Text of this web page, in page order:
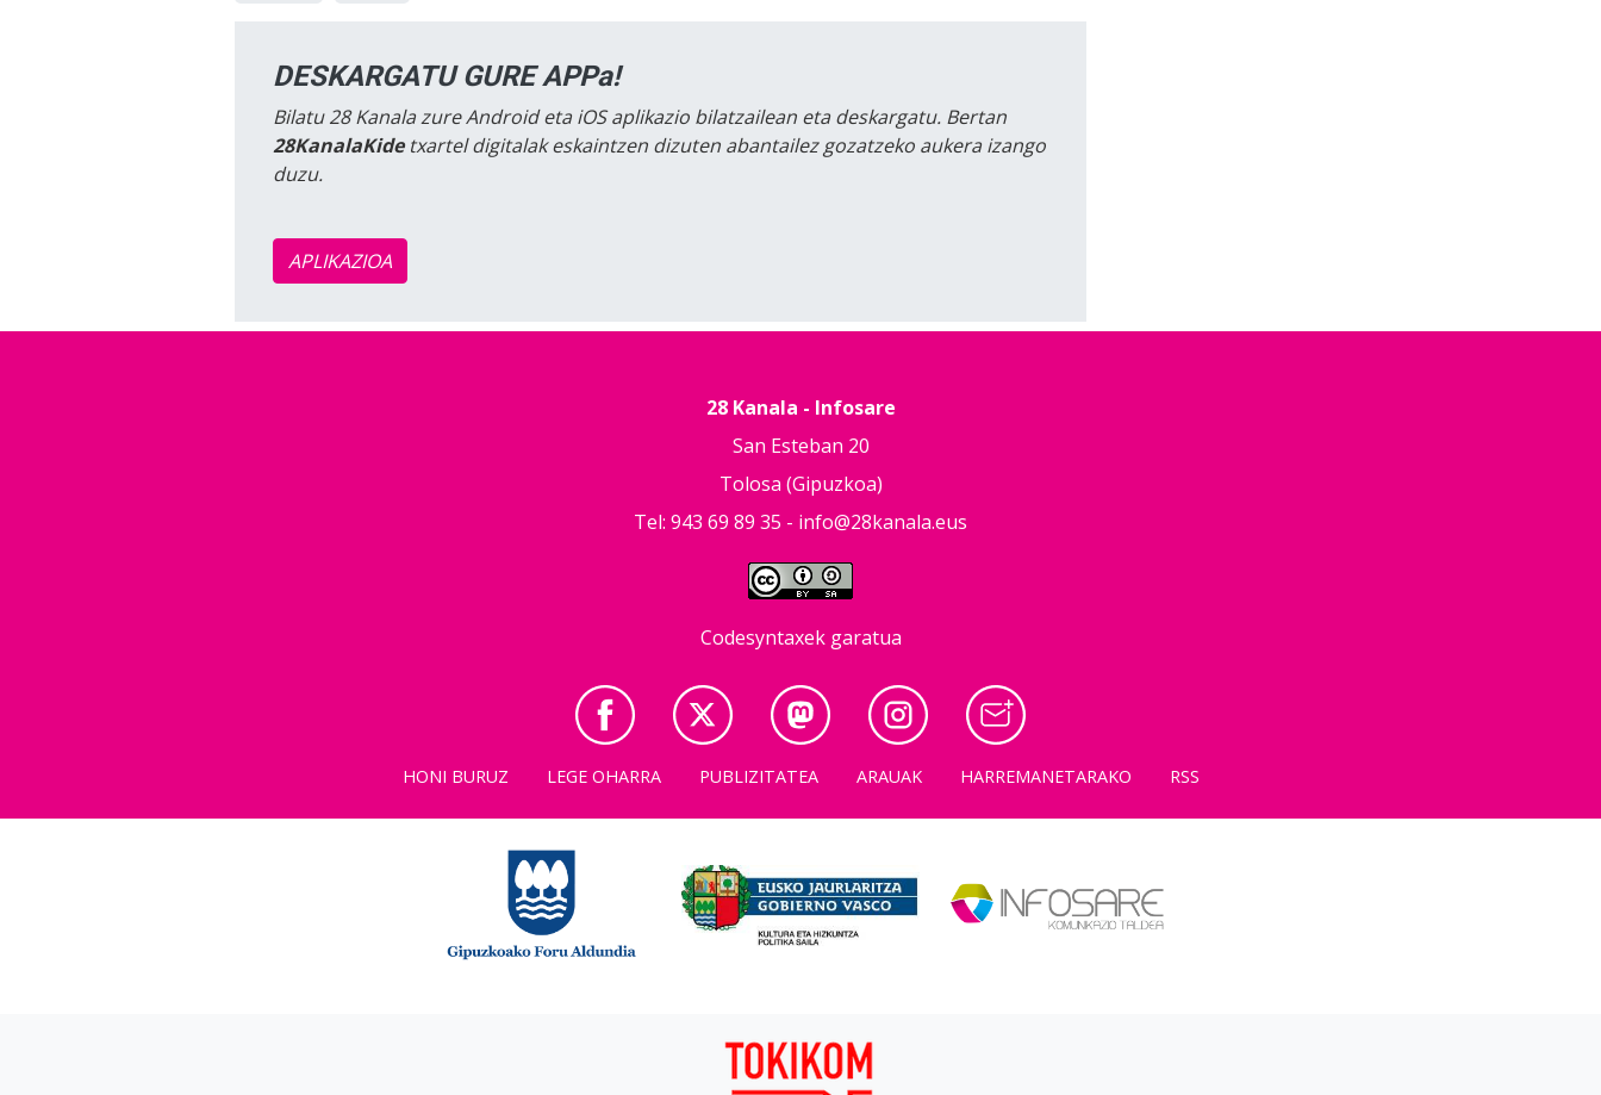
DESKARGATU GURE APPa!
Bilatu 28 Kanala zure Android eta iOS aplikazio bilatzailean eta deskargatu. Bertan
28KanalaKidetxartel digitalak eskaintzen dizuten abantailez gozatzeko aukera izango
duzu.
APLIKAZIOA
28 Kanala - Infosare
San Esteban 20
Tolosa (Gipuzkoa)
Tel: 943 69 89 35 - info@28kanala.eus
Codesyntaxek garatua
HONI BURUZ LEGE OHARRA PUBLIZITATEA ARAUAK HARREMANETARAKO RSS